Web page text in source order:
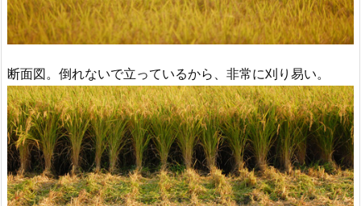
断面図。倒れないで立っているから、非常に刈り易い。